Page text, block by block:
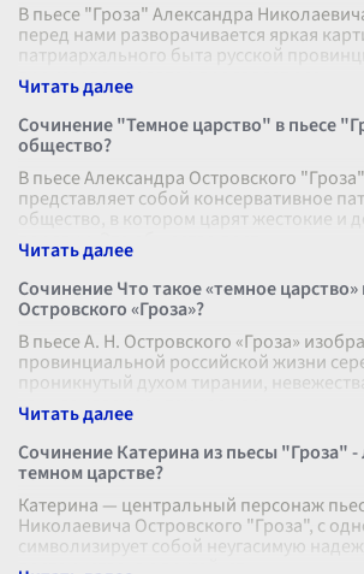
В пьесе "Гроза" Александра
перед нами разворачивается яркая
патриархального быта русской
произведении автор проявляет осо
Сочинение "Темное царство" в пьесе
общество?
В пьесе Александра Островского
представляет собой консервативное
общество, в котором царят жестокие и
порядки. Это общество пост
Сочинение Что такое «темное царство»
Островского «Гроза»?
В пьесе А. Н. Островского «Гроза»
провинциальной российской жизни
проникнутый духом тирании,
так называемое «темное цар
Сочинение Катерина из пьесы "Гроза" -
темном царстве?
Катерина — центральный персонаж
Николаевича Островского "Гроза", с
символизирует собой неугасимую
достоинство, а с другой, ст